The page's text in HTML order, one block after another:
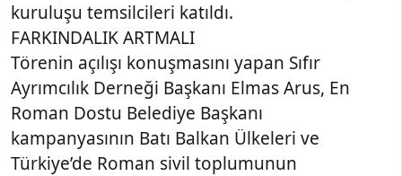
kuruluşu temsilcileri katıldı.
FARKINDALIK ARTMALI
Törenin açılışı konuşmasını yapan Sıfır
Ayrımcılık Derneği Başkanı Elmas Arus, En
Roman Dostu Belediye Başkanı
kampanyasının Batı Balkan Ülkeleri ve
Türkiye’de Roman sivil toplumunun